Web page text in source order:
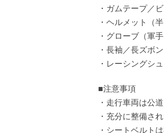
・ガムテープ／
・ヘルメット（
・グローブ（軍
・長袖／長ズボン
・レーシングシ
■注意事項
・走行車両は公
・充分に整備さ
・シートベルト